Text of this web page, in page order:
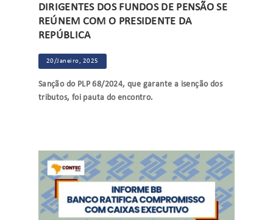
DIRIGENTES DOS FUNDOS DE PENSÃO SE
REÚNEM COM O PRESIDENTE DA
REPÚBLICA
20/Janeiro, 2025
Sanção do PLP 68/2024, que garante a isenção dos
tributos, foi pauta do encontro.